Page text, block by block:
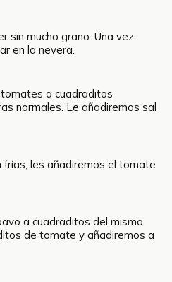
sin mucho grano. Una vez
en la nevera.
a cuadraditos
normales. Le añadiremos sal
frías, les añadiremos el tomate
a cuadraditos del mismo
de tomate y añadiremos a